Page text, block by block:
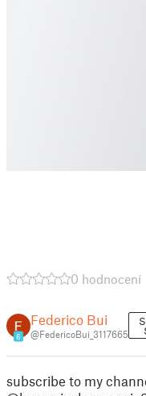
0 hodnocení
6
Federico Bui
@FedericoBui_3117665
subscribe to my